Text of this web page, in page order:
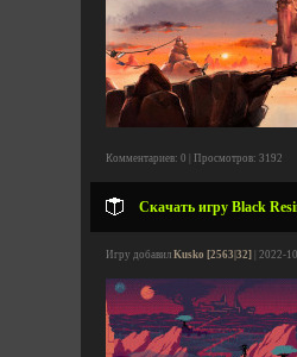
Комментариев: 0 | Просмотров: 3192
Скачать игру Black
Игру добавил Kusko [2563|32] | 2022-